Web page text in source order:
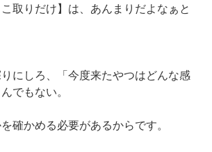
取りだけ】は、あんまりだよなぁと
にしろ、「今度来たやつはどんな感
でもない。
確かめる必要があるからです。